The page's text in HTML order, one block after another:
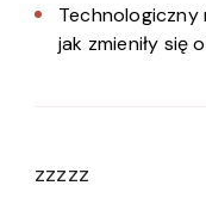
jak zmieniły się
zzzzz